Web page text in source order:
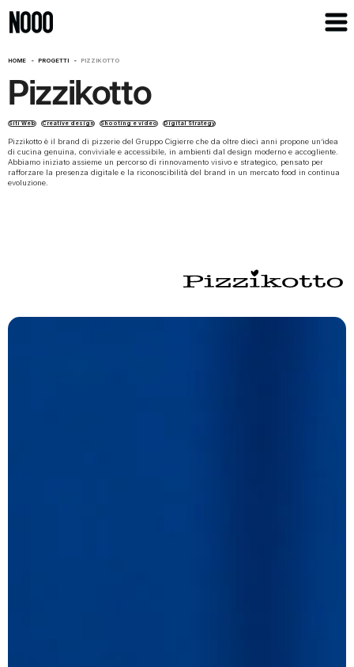
HOME - PROGETTI - PIZZIKOTTO
Pizzikotto
Siti Web Creative design Shooting e video Digital Strategy
Pizzikotto è il brand di pizzerie del Gruppo Cigierre che da oltre dieci anni propone un’idea
di cucina genuina, conviviale e accessibile, in ambienti dal design moderno e accogliente.
Abbiamo iniziato assieme un percorso di rinnovamento visivo e strategico, pensato per
rafforzare la presenza digitale e la riconoscibilità del brand in un mercato food in continua
evoluzione.